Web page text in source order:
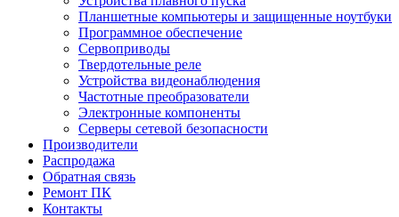
Планшетные компьютеры и защищенные ноутбуки
Программное обеспечение
Сервоприводы
Твердотельные реле
Устройства видеонаблюдения
Частотные преобразователи
Электронные компоненты
Серверы сетевой безопасности
Производители
Распродажа
Обратная связь
Ремонт ПК
Контакты